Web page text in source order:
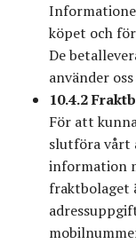
köpet och
De
använder
10.4.2
För att
slutföra vårt
information
fraktbolaget